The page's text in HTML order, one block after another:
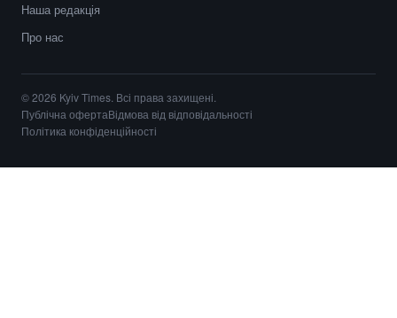
Наша редакція
Про нас
© 2026 Kyiv Times. Всі права захищені.
Публічна офертаВідмова від відповідальності
Політика конфіденційності